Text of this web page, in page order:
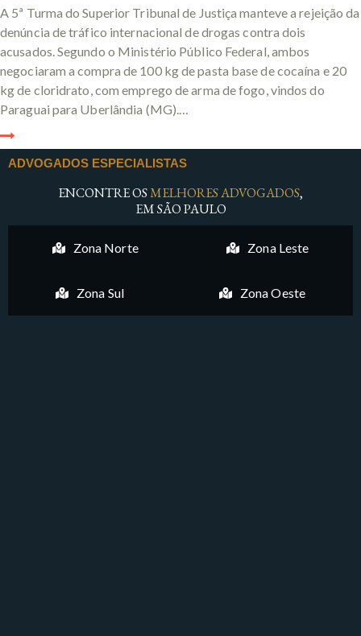
A 5ª Turma do Superior Tribunal de Justiça manteve a rejeição da
denúncia de tráfico internacional de drogas contra dois
acusados. Segundo o Ministério Público Federal, ambos
negociaram a compra de 100 kg de pasta base de cocaína e 20
kg de cloridrato, com emprego de arma de fogo, vindos do
Paraguai para Uberlândia (MG).…
ADVOGADOS ESPECIALISTAS
ENCONTRE OSMELHORES ADVOGADOS,
EM SÃO PAULO
Zona Norte Zona Leste
Zona Sul Zona Oeste